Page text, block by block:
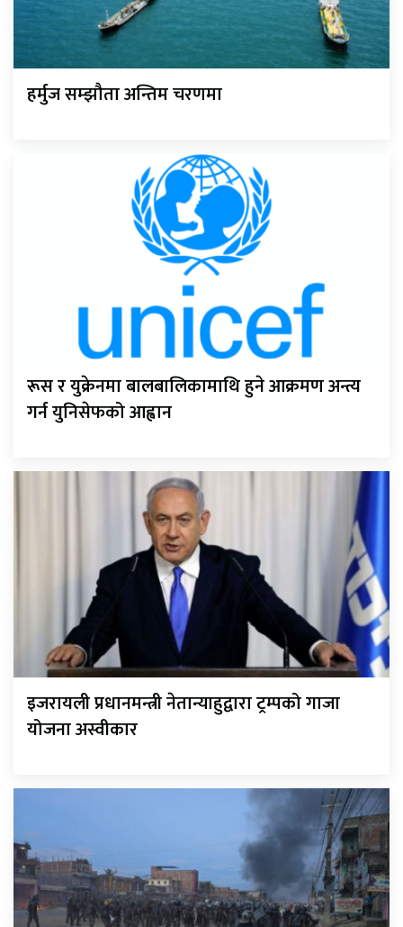
हर्मुज सम्झौता अन्तिम चरणमा
रूस र युक्रेनमा बालबालिकामाथि हुने आक्रमण अन्त्य
गर्न युनिसेफको आह्वान
इजरायली प्रधानमन्त्री नेतान्याहुद्वारा ट्रम्पको गाजा
योजना अस्वीकार